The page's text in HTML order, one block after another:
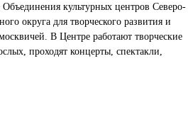
Объединения культурных центров Северо-
округа для творческого развития и
В Центре работают творческие
проходят концерты, спектакли,